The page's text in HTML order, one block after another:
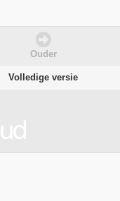
Ouder
Volledige versie